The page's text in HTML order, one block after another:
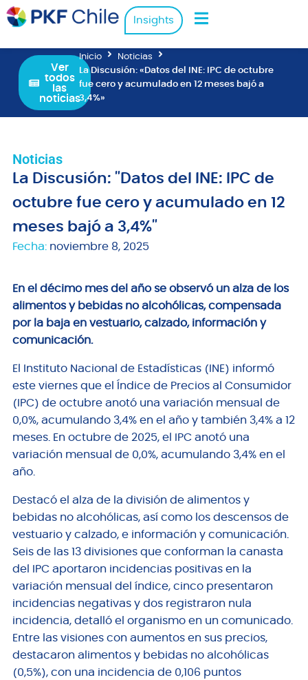
Insights
Ver
todos
las
noticias
Inicio
Noticias
La Discusión: «Datos del INE: IPC de octubre
fue cero y acumulado en 12 meses bajó a
3,4%»
Noticias
La Discusión: "Datos del INE: IPC de
octubre fue cero y acumulado en 12
meses bajó a 3,4%"
Fecha: noviembre 8, 2025
En el décimo mes del año se observó un alza de los
alimentos y bebidas no alcohólicas, compensada
por la baja en vestuario, calzado, información y
comunicación.
El Instituto Nacional de Estadísticas (INE) informó
este viernes que el Índice de Precios al Consumidor
(IPC) de octubre anotó una variación mensual de
0,0%, acumulando 3,4% en el año y también 3,4% a 12
meses. En octubre de 2025, el IPC anotó una
variación mensual de 0,0%, acumulando 3,4% en el
año.
Destacó el alza de la división de alimentos y
bebidas no alcohólicas, así como los descensos de
vestuario y calzado, e información y comunicación.
Seis de las 13 divisiones que conforman la canasta
del IPC aportaron incidencias positivas en la
variación mensual del índice, cinco presentaron
incidencias negativas y dos registraron nula
incidencia, detalló el organismo en un comunicado.
Entre las visiones con aumentos en sus precios,
destacaron alimentos y bebidas no alcohólicas
(0,5%), con una incidencia de 0,106 puntos